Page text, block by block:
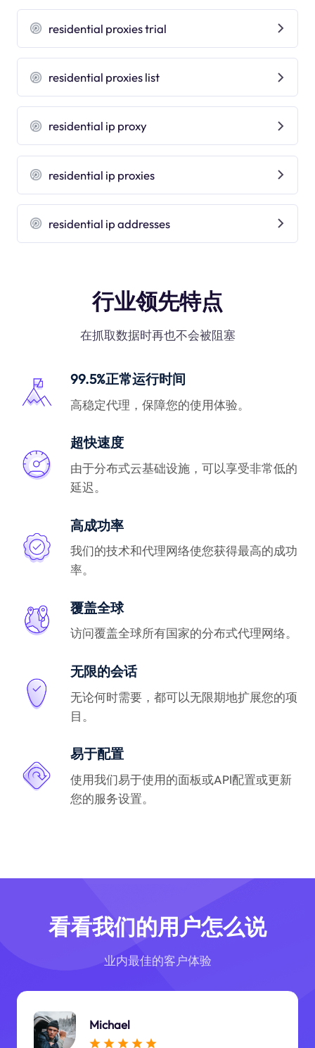
residential proxies trial
residential proxies list
residential ip proxy
residential ip proxies
residential ip addresses
行业领先特点
在抓取数据时再也不会被阻塞
99.5%正常运行时间
高稳定代理，保障您的使用体验。
超快速度
由于分布式云基础设施，可以享受非常低的
延迟。
高成功率
我们的技术和代理网络使您获得最高的成功
率。
覆盖全球
访问覆盖全球所有国家的分布式代理网络。
无限的会话
无论何时需要，都可以无限期地扩展您的项
目。
易于配置
使用我们易于使用的面板或API配置或更新
您的服务设置。
看看我们的用户怎么说
业内最佳的客户体验
Michael